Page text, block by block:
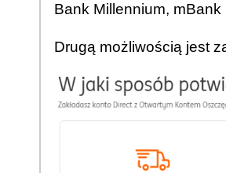
Bank Millennium,
Drugą możliwością jest